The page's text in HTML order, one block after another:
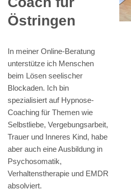
Östringen
In meiner Online-Beratung
unterstütze ich Menschen
beim Lösen seelischer
Blockaden. Ich bin
spezialisiert auf Hypnose-
Coaching für Themen wie
Selbstliebe, Vergebungsarbeit,
Trauer und Inneres Kind, habe
aber auch eine Ausbildung in
Psychosomatik,
Verhaltenstherapie und EMDR
absolviert.